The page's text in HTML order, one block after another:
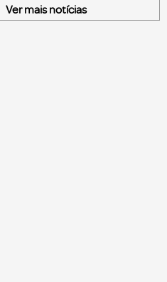
Ver mais notícias